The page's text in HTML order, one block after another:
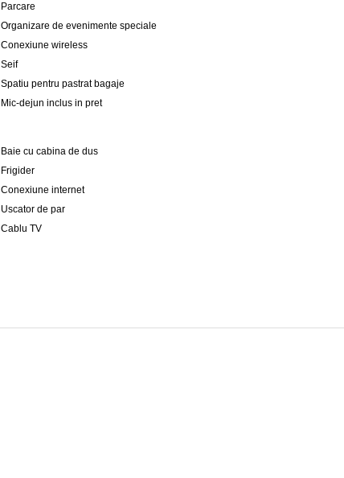
Parcare
Organizare de evenimente speciale
Conexiune wireless
Seif
Spatiu pentru pastrat bagaje
Mic-dejun inclus in pret
Baie cu cabina de dus
Frigider
Conexiune internet
Uscator de par
Cablu TV